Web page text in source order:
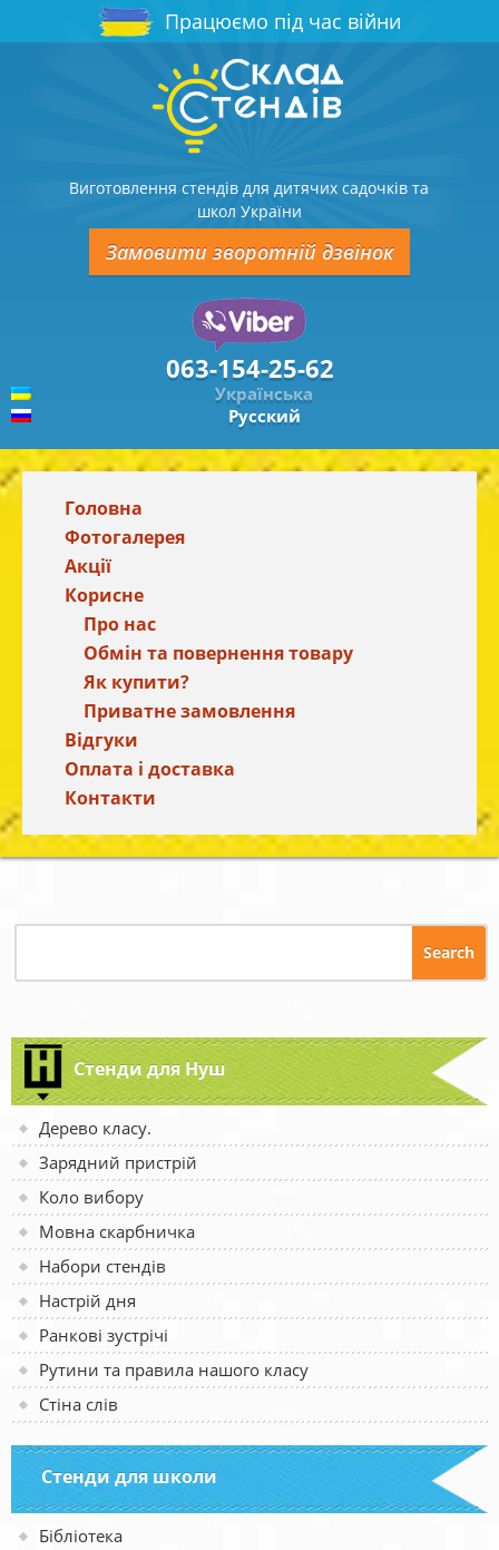
Працюємо під час війни
Виготовлення стендів для дитячих садочків та
школ України
Замовити зворотній дзвінок
063-154-25-62
Українська
Русский
Головна
Фотогалерея
Акції
Корисне
Про нас
Обмін та повернення товару
Як купити?
Приватне замовлення
Відгуки
Оплата і доставка
Контакти
Стенди для Нуш
Дерево класу.
Зарядний пристрій
Коло вибору
Мовна скарбничка
Набори стендів
Настрій дня
Ранкові зустрічі
Рутини та правила нашого класу
Стіна слів
Стенди для школи
Бібліотека